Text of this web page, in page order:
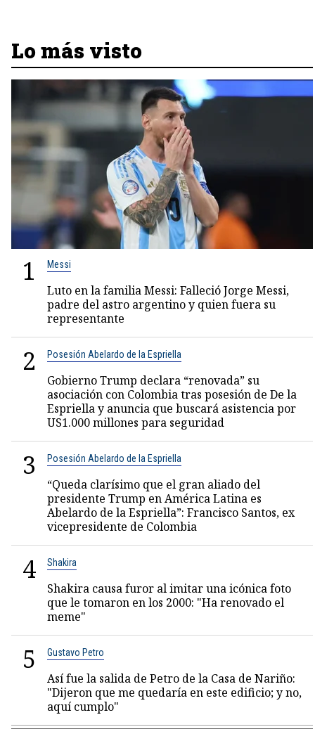
Lo más visto
1 Messi
Luto en la familia Messi: Falleció Jorge Messi,
padre del astro argentino y quien fuera su
representante
2 Posesión Abelardo de la Espriella
Gobierno Trump declara “renovada” su
asociación con Colombia tras posesión de De la
Espriella y anuncia que buscará asistencia por
US1.000 millones para seguridad
3 Posesión Abelardo de la Espriella
“Queda clarísimo que el gran aliado del
presidente Trump en América Latina es
Abelardo de la Espriella”: Francisco Santos, ex
vicepresidente de Colombia
4 Shakira
Shakira causa furor al imitar una icónica foto
que le tomaron en los 2000: "Ha renovado el
meme"
5 Gustavo Petro
Así fue la salida de Petro de la Casa de Nariño:
"Dijeron que me quedaría en este edificio; y no,
aquí cumplo"